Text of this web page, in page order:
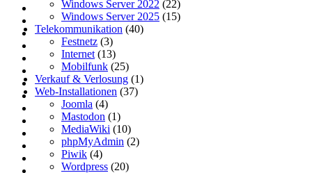
Windows Server 2022 (22)
Windows Server 2025 (15)
Telekommunikation (40)
Festnetz (3)
Internet (13)
Mobilfunk (25)
Verkauf & Verlosung (1)
Web-Installationen (37)
Joomla (4)
Mastodon (1)
MediaWiki (10)
phpMyAdmin (2)
Piwik (4)
Wordpress (20)